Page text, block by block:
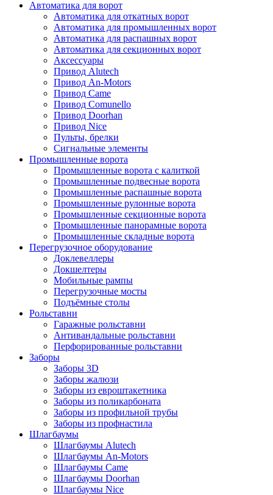
Автоматика для ворот
Автоматика для откатных ворот
Автоматика для промышленных ворот
Автоматика для распашных ворот
Автоматика для секционных ворот
Аксессуары
Привод Alutech
Привод An-Motors
Привод Came
Привод Comunello
Привод Doorhan
Привод Nice
Пульты, брелки
Сигнальные элементы
Промышленные ворота
Промышленные ворота с калиткой
Промышленные подвесные ворота
Промышленные распашные ворота
Промышленные рулонные ворота
Промышленные секционные ворота
Промышленные панорамные ворота
Промышленные складные ворота
Перегрузочное оборудование
Доклевеллеры
Докшелтеры
Мобильные рампы
Перегрузочные мосты
Подъёмные столы
Рольставни
Гаражные рольставни
Антивандальные рольставни
Перфорированные рольставни
Заборы
Заборы 3D
Заборы жалюзи
Заборы из евроштакетника
Заборы из поликарбоната
Заборы из профильной трубы
Заборы из профнастила
Шлагбаумы
Шлагбаумы Alutech
Шлагбаумы An-Motors
Шлагбаумы Came
Шлагбаумы Doorhan
Шлагбаумы Nice